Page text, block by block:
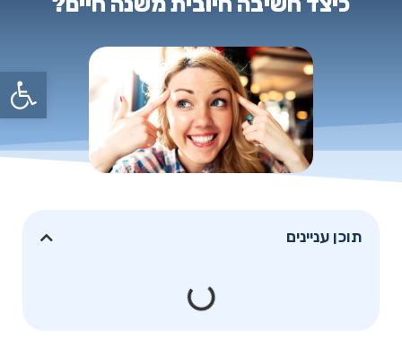
תוכן עניינים